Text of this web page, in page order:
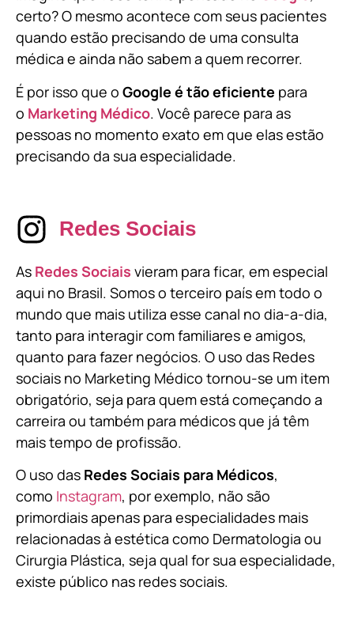
certo? O mesmo acontece com seus pacientes
quando estão precisando de uma consulta
médica e ainda não sabem a quem recorrer.
É por isso que o Google é tão eficiente para
o Marketing Médico. Você parece para as
pessoas no momento exato em que elas estão
precisando da sua especialidade.
Redes Sociais
As Redes Sociais vieram para ficar, em especial
aqui no Brasil. Somos o terceiro país em todo o
mundo que mais utiliza esse canal no dia-a-dia,
tanto para interagir com familiares e amigos,
quanto para fazer negócios. O uso das Redes
sociais no Marketing Médico tornou-se um item
obrigatório, seja para quem está começando a
carreira ou também para médicos que já têm
mais tempo de profissão.
O uso das Redes Sociais para Médicos,
como Instagram, por exemplo, não são
primordiais apenas para especialidades mais
relacionadas à estética como Dermatologia ou
Cirurgia Plástica, seja qual for sua especialidade,
existe público nas redes sociais.